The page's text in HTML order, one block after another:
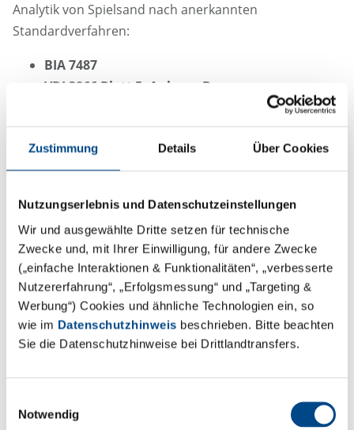
Zustimmung Details Über Cookies
Nutzungserlebnis und Datenschutzeinstellungen
Wir und ausgewählte Dritte setzen für technische
Zwecke und, mit Ihrer Einwilligung, für andere Zwecke
(„einfache Interaktionen & Funktionalitäten“, „verbesserte
Nutzererfahrung“, „Erfolgsmessung“ und „Targeting &
Werbung“) Cookies und ähnliche Technologien ein, so
wie im Datenschutzhinweis beschrieben. Bitte beachten
Sie die Datenschutzhinweise bei Drittlandtransfers.
Notwendig
Analytik von Spielsand nach anerkannten
Standardverfahren:
BIA 7487
VDI 3866 Blatt 5, Anhang B
Bereits ca. 1 Gramm Probenmaterial genügt für eine
Untersuchung in unseren spezialisierten Laboren.
Vorgehen bei Verdacht
Verdächtige Produkte vorsorglich nicht
weiterverwenden
Wenn aufgrund einer bereits erfolgten
Verwendung die Gefahr einer Kontamination der
Sofern sich bei einer Laboruntersuchung der
Asbestverdacht bestätigt, sollte ein mit Asbest